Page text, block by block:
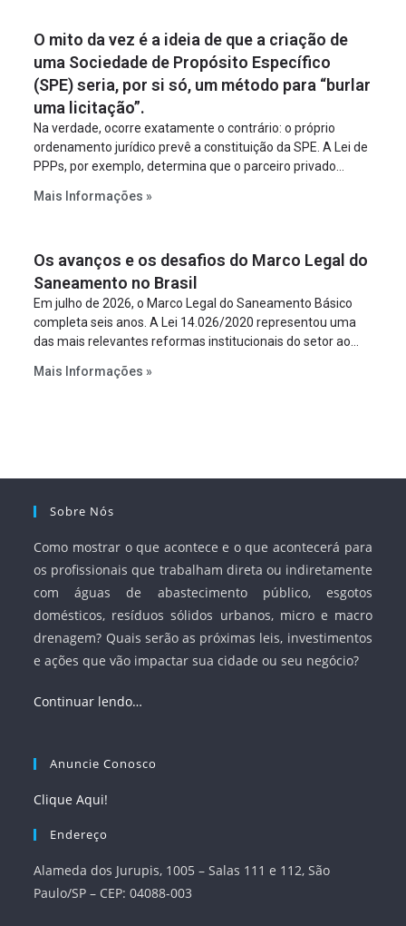
O mito da vez é a ideia de que a criação de
uma Sociedade de Propósito Específico
(SPE) seria, por si só, um método para “burlar
uma licitação”.
Na verdade, ocorre exatamente o contrário: o próprio
ordenamento jurídico prevê a constituição da SPE. A Lei de
PPPs, por exemplo, determina que o parceiro privado
empreendimento. Ou seja, a suposta “fraude à licitação” é
projeto a projeto.
Mais Informações »
Os avanços e os desafios do Marco Legal do
Saneamento no Brasil
Em julho de 2026, o Marco Legal do Saneamento Básico
completa seis anos. A Lei 14.026/2020 representou uma
das mais relevantes reformas institucionais do setor ao
serviços, ampliar a participação da iniciativa privada,
Mais Informações »
Sobre Nós
Como mostrar o que acontece e o que acontecerá para
os profissionais que trabalham direta ou indiretamente
com águas de abastecimento público, esgotos
domésticos, resíduos sólidos urbanos, micro e macro
drenagem? Quais serão as próximas leis, investimentos
e ações que vão impactar sua cidade ou seu negócio?
Continuar lendo…
Anuncie Conosco
Clique Aqui!
Endereço
Alameda dos Jurupis, 1005 – Salas 111 e 112, São
Paulo/SP – CEP: 04088-003